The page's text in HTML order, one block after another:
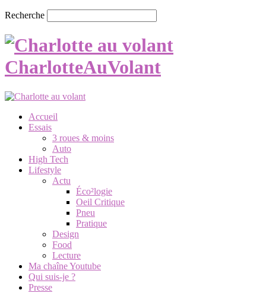
Recherche
CharlotteAuVolant
Accueil
Essais
3 roues & moins
Auto
High Tech
Lifestyle
Actu
Éco²logie
Oeil Critique
Pneu
Pratique
Design
Food
Lecture
Ma chaîne Youtube
Qui suis-je ?
Presse